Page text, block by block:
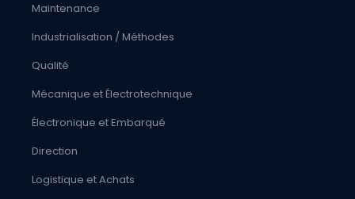
Maintenance
Industrialisation / Méthodes
Qualité
Mécanique et Électrotechnique
Électronique et Embarqué
Direction
Logistique et Achats